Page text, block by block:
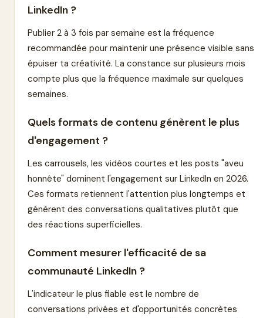
LinkedIn ?
Publier 2 à 3 fois par semaine est la fréquence
recommandée pour maintenir une présence visible sans
épuiser ta créativité. La constance sur plusieurs mois
compte plus que la fréquence maximale sur quelques
semaines.
Quels formats de contenu génèrent le plus
d'engagement ?
Les carrousels, les vidéos courtes et les posts "aveu
honnête" dominent l'engagement sur LinkedIn en 2026.
Ces formats retiennent l'attention plus longtemps et
génèrent des conversations qualitatives plutôt que
des réactions superficielles.
Comment mesurer l'efficacité de sa
communauté LinkedIn ?
L'indicateur le plus fiable est le nombre de
conversations privées et d'opportunités concrètes